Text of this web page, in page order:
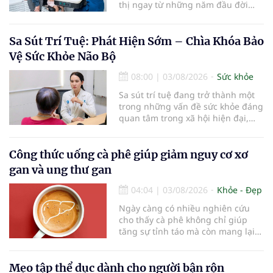
thị ngay từ những năm đầu đời
trẻ. Đây cũng là định hướng của
Trung tâm Nhãn nhi và Kiểm soát
Đô đưa vào hoạt động ngày 1/8.
Sa Sút Trí Tuệ: Phát Hiện Sớm – Chìa Khóa Bảo
Vệ Sức Khỏe Não Bộ
08:00 | 03/08/2026
Sức khỏe
Sa sút trí tuệ đang trở thành một
trong những vấn đề sức khỏe đáng
quan tâm trong xã hội hiện đại,
triệu người trên thế giới đang
sống chung với bệnh, trong đó
70% trường hợp.
Công thức uống cà phê giúp giảm nguy cơ xơ
gan và ung thư gan
04:04 | 03/08/2026
Khỏe - Đẹp
Ngày càng có nhiều nghiên cứu
cho thấy cà phê không chỉ giúp
tăng sự tỉnh táo mà còn mang lại
đóng vai trò lọc độc tố, chuyển hóa
Mẹo tập thể dục dành cho người bận rộn